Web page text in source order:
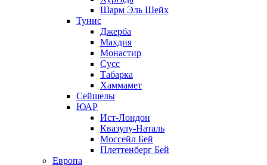
Шарм Эль Шейх
Тунис
Джерба
Махдия
Монастир
Сусс
Табарка
Хаммамет
Сейшелы
ЮАР
Ист-Лондон
Квазулу-Наталь
Моссейл Бей
Плеттенберг Бей
Европа